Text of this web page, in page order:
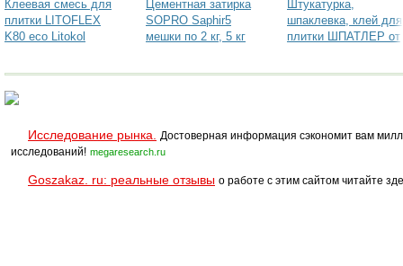
Клеевая смесь для
плитки LITOFLEX
K80 eco Litokol
Цементная затирка
SOPRO Saphir5
мешки по 2 кг, 5 кг
Штукатурка,
шпаклевка, клей для
плитки ШПАТЛЕР от
Исследование рынка.
Достоверная информация сэкономит вам
исследований! megaresearch.ru
Goszakaz. ru: реальные отзывы о работе с этим сайтом читайте